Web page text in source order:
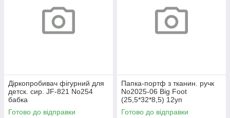
Діркопробивач фігурний для
детск. сир. JF-821 No254
бабка
Готово до відправки
Папка-портф з тканин. ручк
No2025-06 Big Foot
(25,5*32*8,5) 12уп
Готово до відправки